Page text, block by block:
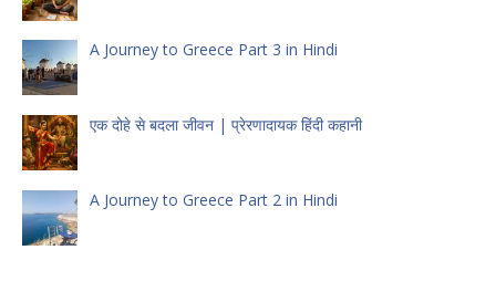
A Journey to Greece Part 3 in Hindi
एक दोहे से बदला जीवन | प्रेरणादायक हिंदी कहानी
A Journey to Greece Part 2 in Hindi